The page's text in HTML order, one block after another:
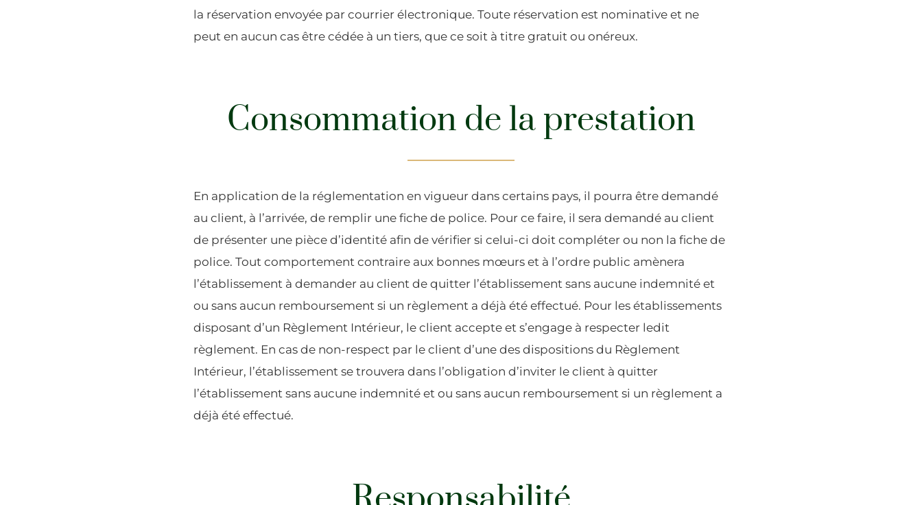
la réservation envoyée par courrier électronique. Toute réservation est nominative et ne
peut en aucun cas être cédée à un tiers, que ce soit à titre gratuit ou onéreux.
Consommation de la prestation
En application de la réglementation en vigueur dans certains pays, il pourra être demandé
au client, à l’arrivée, de remplir une fiche de police. Pour ce faire, il sera demandé au client
de présenter une pièce d’identité afin de vérifier si celui-ci doit compléter ou non la fiche de
police. Tout comportement contraire aux bonnes mœurs et à l’ordre public amènera
l’établissement à demander au client de quitter l’établissement sans aucune indemnité et
ou sans aucun remboursement si un règlement a déjà été effectué. Pour les établissements
disposant d’un Règlement Intérieur, le client accepte et s’engage à respecter ledit
règlement. En cas de non-respect par le client d’une des dispositions du Règlement
Intérieur, l’établissement se trouvera dans l’obligation d’inviter le client à quitter
l’établissement sans aucune indemnité et ou sans aucun remboursement si un règlement a
déjà été effectué.